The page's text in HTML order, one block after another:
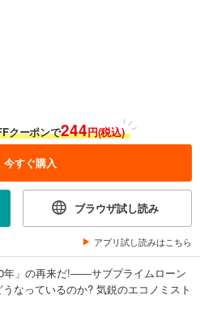
クーポンで244円(税込)
今すぐ購入
ブラウザ試し読み
アプリ試し読みはこちら
年」の再来だ!――サブプライムローン
なっているのか? 気鋭のエコノミスト